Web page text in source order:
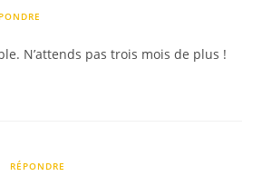
N’attends pas trois mois de plus !
RÉPONDRE